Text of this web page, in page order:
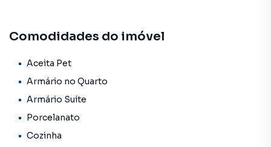
sofá, TV e uma mesa de jantar, além de uma cozinha
armários brancos e tampo de granito escuro. O layout
aberto da cozinha permite fácil acesso às demais áreas da
Os quartos contam com armários embutidos, propiciando
amplo espaço de armazenamento. O banheiro possui piso
Comodidades do imóvel
Aceita Pet
Armário no Quarto
Armário Suíte
Porcelanato
Cozinha